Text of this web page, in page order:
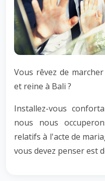
Vous rêvez de
et reine à Bali ?
Installez-vous
nous nous
relatifs à l'acte de
vous devez penser est